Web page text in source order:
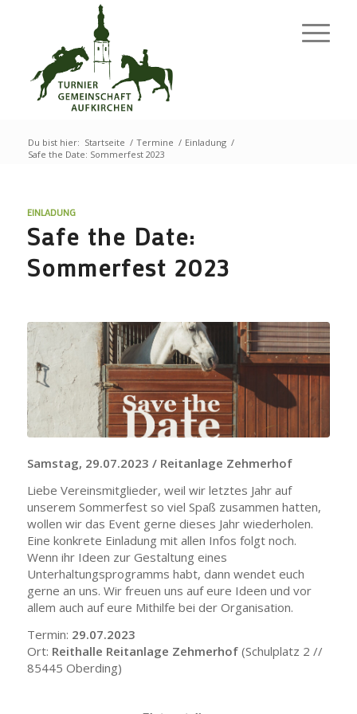
Du bist hier: Startseite / Termine / Einladung /
Safe the Date: Sommerfest 2023
EINLADUNG
Safe the Date:
Sommerfest 2023
Samstag, 29.07.2023 / Reitanlage Zehmerhof
Liebe Vereinsmitglieder, weil wir letztes Jahr auf
unserem Sommerfest so viel Spaß zusammen hatten,
wollen wir das Event gerne dieses Jahr wiederholen.
Eine konkrete Einladung mit allen Infos folgt noch.
Wenn ihr Ideen zur Gestaltung eines
Unterhaltungsprogramms habt, dann wendet euch
gerne an uns. Wir freuen uns auf eure Ideen und vor
allem auch auf eure Mithilfe bei der Organisation.
Termin: 29.07.2023
Ort: Reithalle Reitanlage Zehmerhof(Schulplatz 2 //
85445 Oberding)